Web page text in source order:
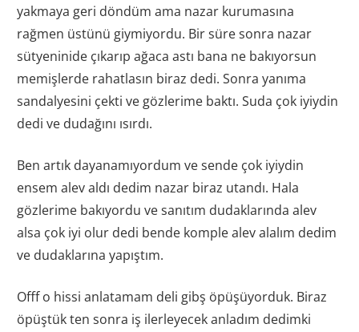
yakmaya geri döndüm ama nazar kurumasına
rağmen üstünü giymiyordu. Bir süre sonra nazar
sütyeninide çıkarıp ağaca astı bana ne bakıyorsun
memişlerde rahatlasın biraz dedi. Sonra yanıma
sandalyesini çekti ve gözlerime baktı. Suda çok iyiydin
dedi ve dudağını ısırdı.
Ben artık dayanamıyordum ve sende çok iyiydin
ensem alev aldı dedim nazar biraz utandı. Hala
gözlerime bakıyordu ve sanıtım dudaklarında alev
alsa çok iyi olur dedi bende komple alev alalım dedim
ve dudaklarına yapıştım.
Offf o hissi anlatamam deli gibş öpüşüyorduk. Biraz
öpüştük ten sonra iş ilerleyecek anladım dedimki